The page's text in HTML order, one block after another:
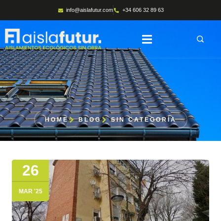
info@aislafutur.com +34 606 32 89 63
HOME BLOG SIN CATEGORÍA
26
MAR '25